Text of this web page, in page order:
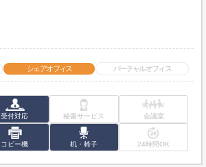
シェアオフィス バーチャルオフィス
受付対応 秘書サービス 会議室
コピー機 机・椅子 24時間OK